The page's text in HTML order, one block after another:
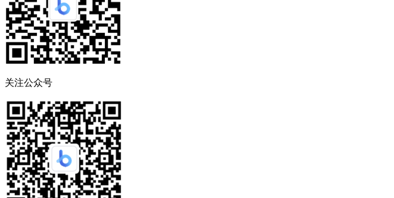
关注公众号